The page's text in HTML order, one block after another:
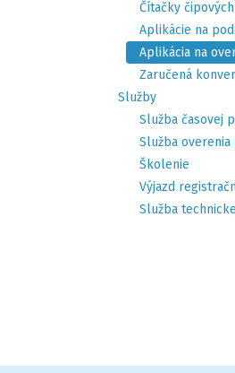
Čítačky
Aplikácie na
Aplikácia na
Zaručená
Služby
Služba časovej
Služba
Školenie
Výjazd
Služba